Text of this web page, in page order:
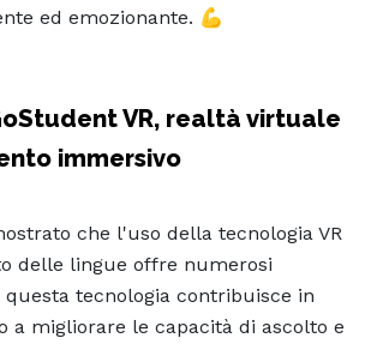
ed emozionante. 💪
VR, realtà virtuale
immersivo
che l'uso della tecnologia VR
delle lingue offre numerosi
questa tecnologia contribuisce in
a migliorare le capacità di ascolto e